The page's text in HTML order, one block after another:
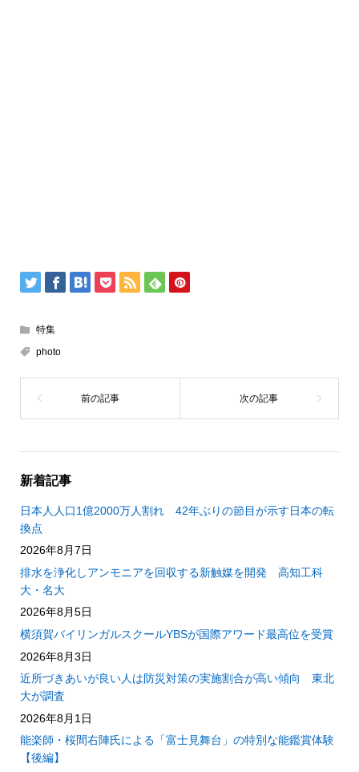
特集
photo
新着記事
日本人人口1億2000万人割れ 42年ぶりの節目が示す日本の転
換点
2026年8月7日
排水を浄化しアンモニアを回収する新触媒を開発 高知工科
大・名大
2026年8月5日
横須賀バイリンガルスクールYBSが国際アワード最高位を受賞
2026年8月3日
近所づきあいが良い人は防災対策の実施割合が高い傾向 東北
大が調査
2026年8月1日
能楽師・桜間右陣氏による「富士見舞台」の特別な能鑑賞体験
【後編】